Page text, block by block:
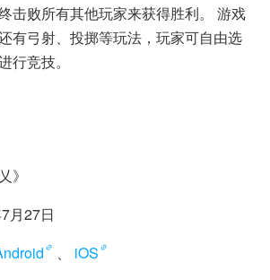
击败所有其他玩家来获得胜利。 游戏
有弓射、投掷等玩法，玩家可自由选
行竞技。
》
月27日
、
iOS